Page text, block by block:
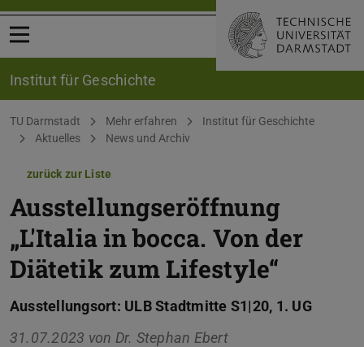
Menü öffnen
Institut für Geschichte
Sie befinden sich hier:
TU Darmstadt Mehr erfahren
Institut für Geschichte
Aktuelles
News und Archiv
zurück zur Liste
Ausstellungseröffnung
„L'Italia in bocca. Von der
Diätetik zum Lifestyle“
Ausstellungsort: ULB Stadtmitte S1|20, 1. UG
31.07.2023 von Dr. Stephan Ebert